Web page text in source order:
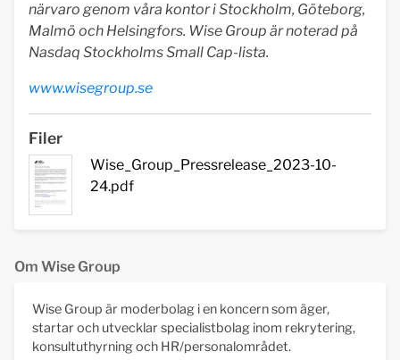
närvaro genom våra kontor i Stockholm, Göteborg,
Malmö och Helsingfors. Wise Group är noterad på
Nasdaq Stockholms Small Cap-lista.
www.wisegroup.se
Filer
Wise_Group_Pressrelease_2023-10-
24.pdf
Om Wise Group
Wise Group är moderbolag i en koncern som äger,
startar och utvecklar specialistbolag inom rekrytering,
konsultuthyrning och HR/personalområdet.